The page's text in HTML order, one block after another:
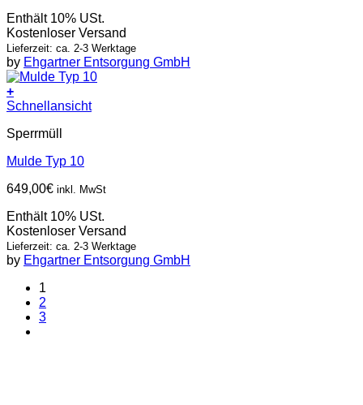
Enthält 10% USt.
Kostenloser Versand
Lieferzeit: ca. 2-3 Werktage
by Ehgartner Entsorgung GmbH
+
Schnellansicht
Sperrmüll
Mulde Typ 10
649,00€ inkl. MwSt
Enthält 10% USt.
Kostenloser Versand
Lieferzeit: ca. 2-3 Werktage
by Ehgartner Entsorgung GmbH
1
2
3